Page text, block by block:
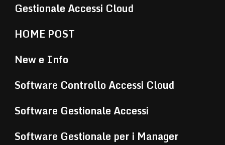
Gestionale Accessi Cloud
HOME POST
New e Info
Software Controllo Accessi Cloud
Software Gestionale Accessi
Software Gestionale per i Manager